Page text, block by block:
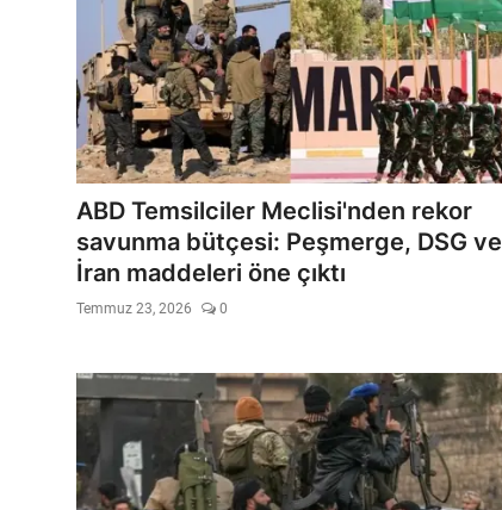
ABD Temsilciler Meclisi'nden rekor
savunma bütçesi: Peşmerge, DSG ve
İran maddeleri öne çıktı
Temmuz 23, 2026 0